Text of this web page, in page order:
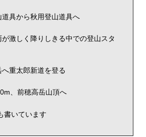
道具から秋用登山道具へ
が激しく降りしきる中での登山スタ
へ重太郎新道を登る
、前穂高岳山頂へ
書いています